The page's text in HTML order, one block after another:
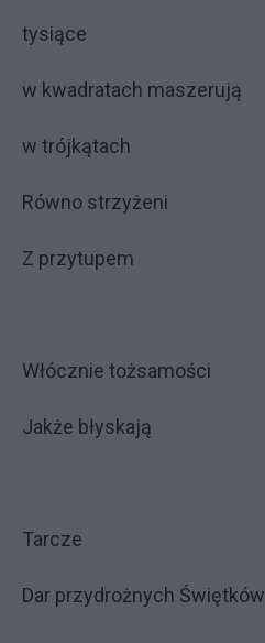
tysiące
w kwadratach maszerują
w trójkątach
Równo strzyżeni
Z przytupem
Włócznie tożsamości
Jakże błyskają
Tarcze
Dar przydrożnych Świętków